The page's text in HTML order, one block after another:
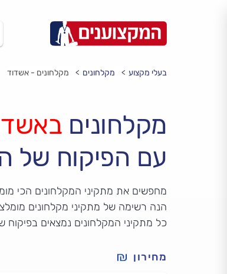
בעלי מקצוע מקלחונים מקלחונים - אשדוד
מקלחונים
עם הפיקוח של
מחפשים את מתקיני המקלחונים הכי
הנה רשימה של מתקיני מקלחונים
כל מתקיני המקלחונים נמצאים
מחירון